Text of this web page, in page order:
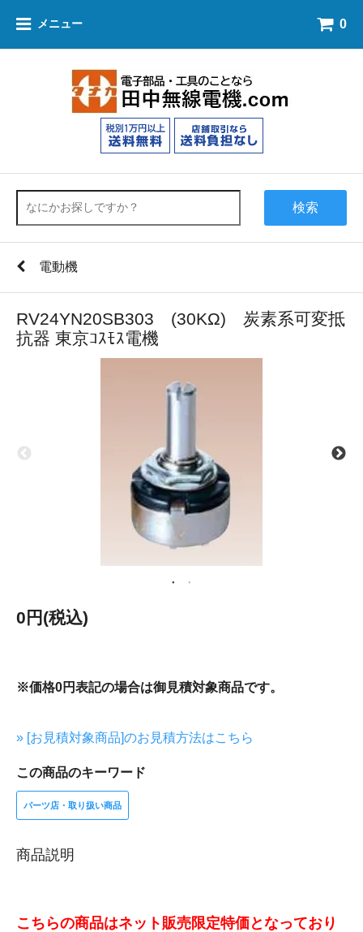
メニュー 0
検索
電動機
RV24YN20SB303 (30KΩ) 炭素系可変抵
抗器 東京ｺｽﾓｽ電機
0円(税込)
※価格0円表記の場合は御見積対象商品です。
» [お見積対象商品]のお見積方法はこちら
この商品のキーワード
パーツ店・取り扱い商品
商品説明
こちらの商品はネット販売限定特価となっており